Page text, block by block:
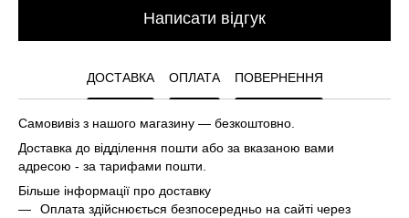
Написати відгук
ДОСТАВКА ОПЛАТА ПОВЕРНЕННЯ
Самовивіз з нашого магазину — безкоштовно.
Доставка до відділення пошти або за вказаною вами
адресою - за тарифами пошти.
Більше інформації про доставку
Оплата здійснюється безпосередньо на сайті через